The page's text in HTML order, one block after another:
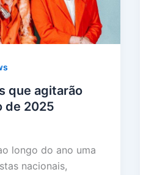
que agitarão
de 2025
longo do ano uma
nacionais,